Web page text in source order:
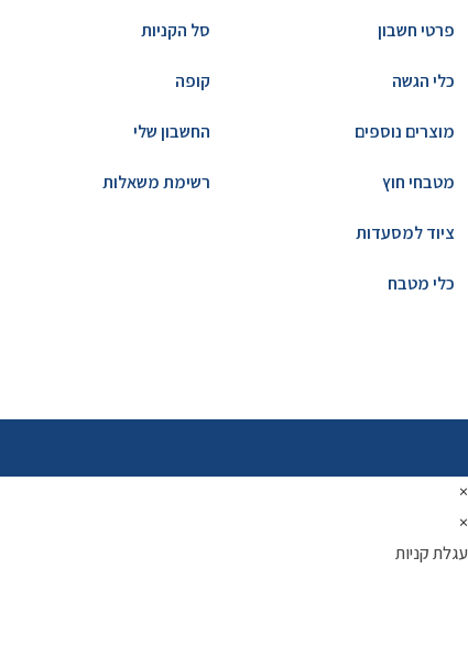
פרטי חשבון
כלי הגשה
מוצרים נוספים
מטבחי חוץ
ציוד למסעדות
כלי מטבח
סל הקניות
קופה
החשבון שלי
רשימת משאלות
×
×
עגלת קניות